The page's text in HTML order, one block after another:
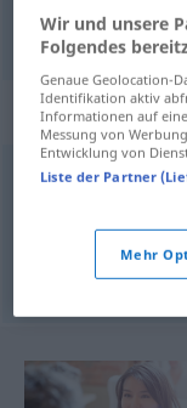
blokaj Blockade
Hemmnis
Wir und unsere
Folgendes
Genaue Geolocation-
Identifikation aktiv
Informationen auf
Messung von
Entwicklung von
Liste der Partner
Mehr